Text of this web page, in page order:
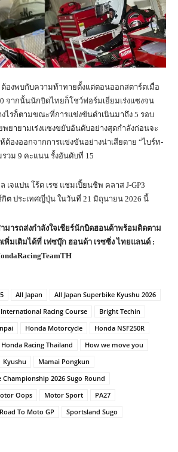
องพบกับความท้าทายตั้งแต่ตอนออกสตาร์ตเมื่อ
จากนั้นนักบิดไทยก็โชว์ฟอร์มเยี่ยมเร่งแซงจน
ไรก็ตามขณะที่การแข่งขันดำเนินมาถึง 5 รอบ
ยายามเร่งแซงขยับอันดับอย่างสุดกำลังก่อนจะ
ต้องออกจากการแข่งขันอย่างน่าเสียดาย “ไบร์ท-
วม 9 คะแนน รั้งอันดับที่ 15
เจแปน โร้ด เรซ แชมเปี้ยนชิพ คลาส J-GP3
ต ประเทศญี่ปุ่น ในวันที่ 21 มิถุนายน 2026 นี้
มารถส่งกำลังใจเชียร์นักบิดฮอนด้าพร้อมติดตาม
พิ่มเติมได้ที่ เฟซบุ๊ก ฮอนด้า เรซซิ่ง ไทยแลนด์ :
All Japan
All Japan Superbike Kyushu 2026
Racing Course
Bright Techin
Honda Motorcycle
Honda NSF250R
Honda Racing Thailand
How we move you
Kyushu
Mamai Pongkun
Championship 2026 Sugo Round
Oops Motor Sport
PA27
Road To Moto GP
Sportsland Sugo